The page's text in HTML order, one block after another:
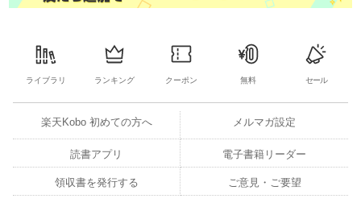
ライブラリ ランキング クーポン 無料 セール
楽天Kobo 初めての方へ メルマガ設定
読書アプリ 電子書籍リーダー
領収書を発行する ご意見・ご要望